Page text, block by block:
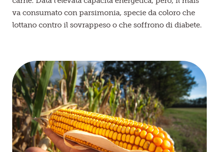
va consumato con parsimonia, specie da coloro che
lottano contro il sovrappeso o che soffrono di diabete.